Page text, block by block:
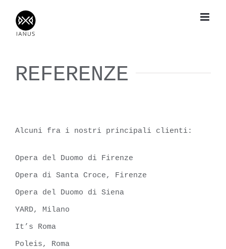
REFERENZE
Alcuni fra i nostri principali clienti:
Opera del Duomo di Firenze
Opera di Santa Croce, Firenze
Opera del Duomo di Siena
YARD, Milano
It’s Roma
Poleis, Roma